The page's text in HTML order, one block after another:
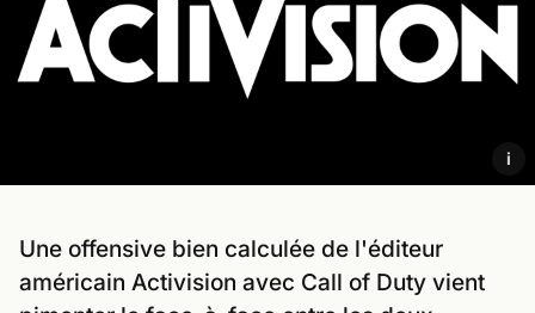
i
Une offensive bien calculée de l'éditeur
américain Activision avec Call of Duty vient